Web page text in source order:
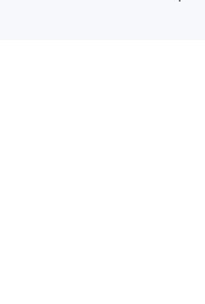
registrazioni: